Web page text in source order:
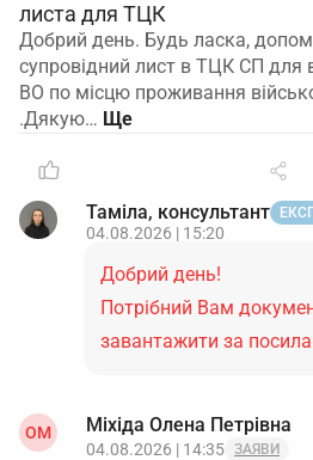
листа для ТЦК
Добрий день. Будь ласка,
супровідний лист в ТЦК СП для
ВО по місцю проживання
.Дякую…
Таміла, консультант
04.08.2026 | 15:20
Добрий день!
Потрібний Вам
завантажити за
ОМ Міхіда Олена Петрівна
04.08.2026 | 14:35 ЗАЯВИ